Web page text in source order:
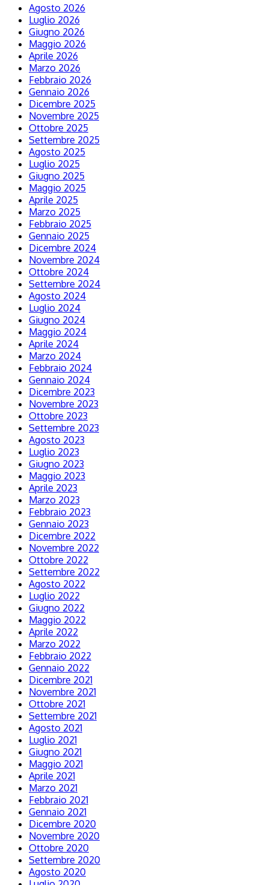
Agosto 2026
Luglio 2026
Giugno 2026
Maggio 2026
Aprile 2026
Marzo 2026
Febbraio 2026
Gennaio 2026
Dicembre 2025
Novembre 2025
Ottobre 2025
Settembre 2025
Agosto 2025
Luglio 2025
Giugno 2025
Maggio 2025
Aprile 2025
Marzo 2025
Febbraio 2025
Gennaio 2025
Dicembre 2024
Novembre 2024
Ottobre 2024
Settembre 2024
Agosto 2024
Luglio 2024
Giugno 2024
Maggio 2024
Aprile 2024
Marzo 2024
Febbraio 2024
Gennaio 2024
Dicembre 2023
Novembre 2023
Ottobre 2023
Settembre 2023
Agosto 2023
Luglio 2023
Giugno 2023
Maggio 2023
Aprile 2023
Marzo 2023
Febbraio 2023
Gennaio 2023
Dicembre 2022
Novembre 2022
Ottobre 2022
Settembre 2022
Agosto 2022
Luglio 2022
Giugno 2022
Maggio 2022
Aprile 2022
Marzo 2022
Febbraio 2022
Gennaio 2022
Dicembre 2021
Novembre 2021
Ottobre 2021
Settembre 2021
Agosto 2021
Luglio 2021
Giugno 2021
Maggio 2021
Aprile 2021
Marzo 2021
Febbraio 2021
Gennaio 2021
Dicembre 2020
Novembre 2020
Ottobre 2020
Settembre 2020
Agosto 2020